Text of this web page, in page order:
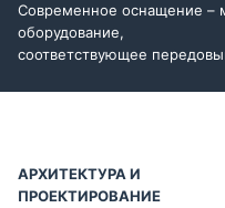
Современное оснащение –
оборудование,
соответствующее
АРХИТЕКТУРА И
ПРОЕКТИРОВАНИЕ